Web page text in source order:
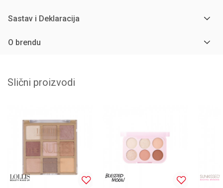
Sastav i Deklaracija
O brendu
Slični proizvodi